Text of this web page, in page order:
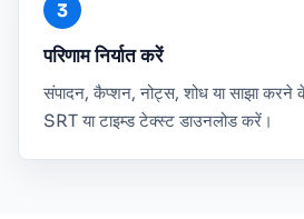
परिणाम निर्यात करें
संपादन, कैप्शन, नोट्स, शोध या साझा
SRT या टाइम्ड टेक्स्ट डाउनलोड करें।